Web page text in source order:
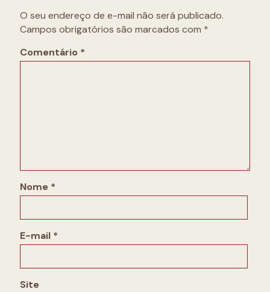
O seu endereço de e-mail não será publicado.
Campos obrigatórios são marcados com *
Comentário *
Nome *
E-mail *
Site